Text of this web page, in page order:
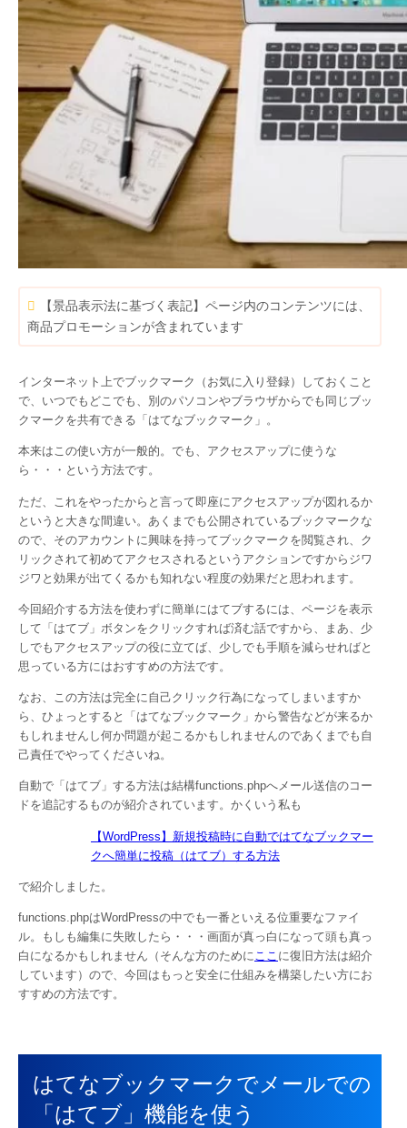
【景品表示法に基づく表記】ページ内のコンテンツには、
商品プロモーションが含まれています
インターネット上でブックマーク（お気に入り登録）しておくこと
で、いつでもどこでも、別のパソコンやブラウザからでも同じブッ
クマークを共有できる「はてなブックマーク」。
本来はこの使い方が一般的。でも、アクセスアップに使うな
ら・・・という方法です。
ただ、これをやったからと言って即座にアクセスアップが図れるか
というと大きな間違い。あくまでも公開されているブックマークな
ので、そのアカウントに興味を持ってブックマークを閲覧され、ク
リックされて初めてアクセスされるというアクションですからジワ
ジワと効果が出てくるかも知れない程度の効果だと思われます。
今回紹介する方法を使わずに簡単にはてブするには、ページを表示
して「はてブ」ボタンをクリックすれば済む話ですから、まあ、少
しでもアクセスアップの役に立てば、少しでも手順を減らせればと
思っている方にはおすすめの方法です。
なお、この方法は完全に自己クリック行為になってしまいますか
ら、ひょっとすると「はてなブックマーク」から警告などが来るか
もしれませんし何か問題が起こるかもしれませんのであくまでも自
己責任でやってくださいね。
自動で「はてブ」する方法は結構functions.phpへメール送信のコー
ドを追記するものが紹介されています。かくいう私も
【WordPress】新規投稿時に自動ではてなブックマー
クへ簡単に投稿（はてブ）する方法
で紹介しました。
functions.phpはWordPressの中でも一番といえる位重要なファイ
ル。もしも編集に失敗したら・・・画面が真っ白になって頭も真っ
白になるかもしれません（そんな方のためにここ に復旧方法は紹介
しています）ので、今回はもっと安全に仕組みを構築したい方にお
すすめの方法です。
はてなブックマークでメールでの
「はてブ」機能を使う